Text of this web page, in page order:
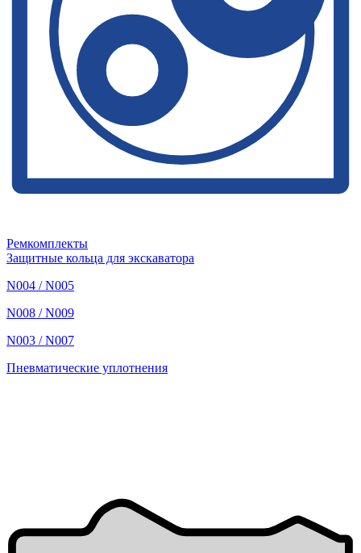
Ремкомплекты
Защитные кольца для экскаватора
N004 / N005
N008 / N009
N003 / N007
Пневматические уплотнения